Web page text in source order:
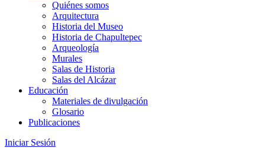
Quiénes somos
Arquitectura
Historia del Museo
Historia de Chapultepec
Arqueología
Murales
Salas de Historia
Salas del Alcázar
Educación
Materiales de divulgación
Glosario
Publicaciones
Iniciar Sesión